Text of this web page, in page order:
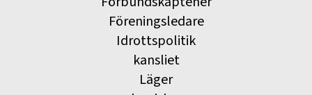
Föreningsledare
Idrottspolitik
kansliet
Läger